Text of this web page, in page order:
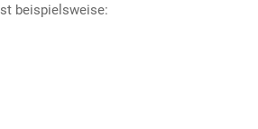
beispielsweise: